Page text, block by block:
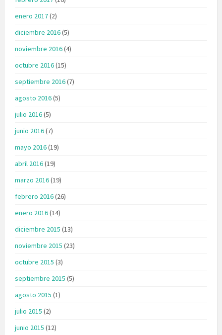
enero 2017(2)
diciembre 2016(5)
noviembre 2016(4)
octubre 2016(15)
septiembre 2016(7)
agosto 2016(5)
julio 2016(5)
junio 2016(7)
mayo 2016(19)
abril 2016(19)
marzo 2016(19)
febrero 2016(26)
enero 2016(14)
diciembre 2015 (13)
noviembre 2015 (23)
octubre 2015 (3)
septiembre 2015 (5)
agosto 2015 (1)
julio 2015 (2)
junio 2015 (12)